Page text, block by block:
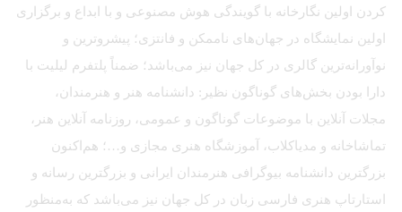
کردن اولین نگارخانه با گویندگی هوش مصنوعی و با ابداع و برگزاری
اولین نمایشگاه در جهان‌های ناممکن و فانتزی؛ پیشروترین و
نوآورانه‌ترین گالری در کل جهان نیز می‌باشد؛ ضمناً پلتفرم لیلیت با
دارا بودن بخش‌های گوناگون نظیر: دانشنامه هنر و هنرمندان،
مجلات آنلاین با موضوعات گوناگون و عمومی، روزنامه آنلاین هنر،
تماشاخانه و مدیاکلاب، آموزشگاه هنری مجازی و…؛ هم‌اکنون
بزرگترین دانشنامه بیوگرافی هنرمندان ایرانی و بزرگترین رسانه و
استارتاپ هنری فارسی زبان در کل جهان نیز می‌باشد که به‌منظور